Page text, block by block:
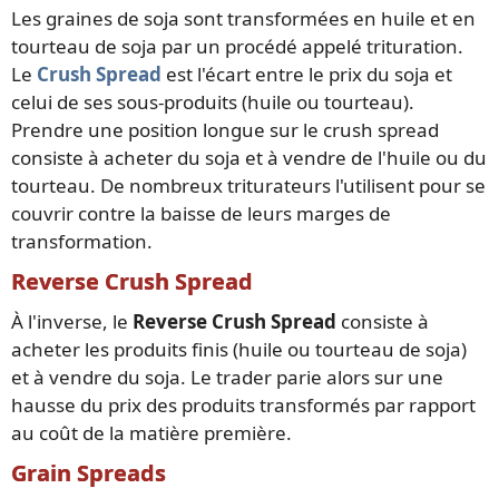
Les graines de soja sont transformées en huile et en
tourteau de soja par un procédé appelé trituration.
Le Crush Spread est l'écart entre le prix du soja et
celui de ses sous-produits (huile ou tourteau).
Prendre une position longue sur le crush spread
consiste à acheter du soja et à vendre de l'huile ou du
tourteau. De nombreux triturateurs l'utilisent pour se
couvrir contre la baisse de leurs marges de
transformation.
Reverse Crush Spread
À l'inverse, le Reverse Crush Spread consiste à
acheter les produits finis (huile ou tourteau de soja)
et à vendre du soja. Le trader parie alors sur une
hausse du prix des produits transformés par rapport
au coût de la matière première.
Grain Spreads